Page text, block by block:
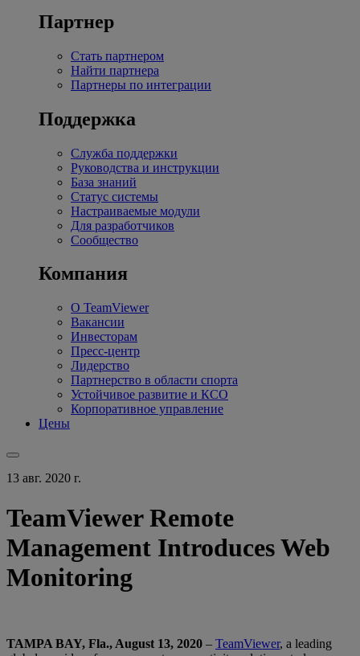
Партнер
Стать партнером
Найти партнера
Партнеры по интеграции
Поддержка
Служба поддержки
Руководства и инструкции
База знаний
Статус системы
Настраиваемые модули
Для разработчиков
Сообщество
Компания
О TeamViewer
Вакансии
Инвесторам
Пресс-центр
Лидерство
Партнерство в области спорта
Устойчивое развитие и КСО
Корпоративное управление
Цены
13 авг. 2020 г.
TeamViewer Remote
Management Introduces Web
Monitoring
TAMPA BAY, Fla., August 13, 2020 – TeamViewer, a leading